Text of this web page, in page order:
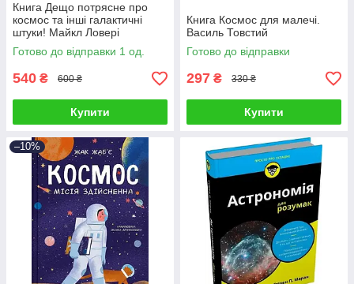
Книга Дещо потрясне про
космос та інші галактичні
штуки! Майкл Ловері
Готово до відправки 1 од.
540 ₴ 600 ₴
Купити
Книга Космос для малечі.
Василь Товстий
Готово до відправки
297 ₴ 330 ₴
Купити
–10%